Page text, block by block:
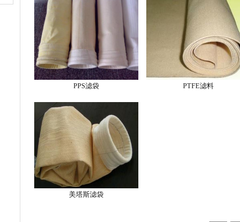
PPS滤袋 PTFE滤料
美塔斯滤袋